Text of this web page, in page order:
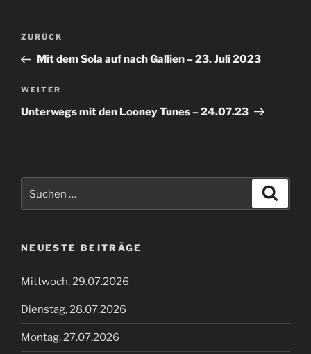
Beitragsnavigation
Vorheriger
Beitrag
ZURÜCK
Mit dem Sola auf nach Gallien – 23. Juli 2023
Nächster
Beitrag
WEITER
Unterwegs mit den Looney Tunes – 24.07.23
nach:
NEUESTE BEITRÄGE
Mittwoch, 29.07.2026
Dienstag, 28.07.2026
Montag, 27.07.2026